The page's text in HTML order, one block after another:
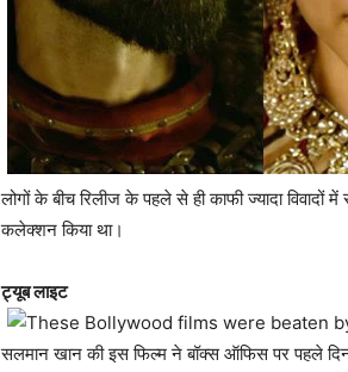
लोगों के बीच रिलीज के पहले से ही काफी ज्यादा
कलेक्शन किया था।
ट्यूब लाइट
सलमान खान की इस फिल्म ने बॉक्स ऑफिस पर पहले